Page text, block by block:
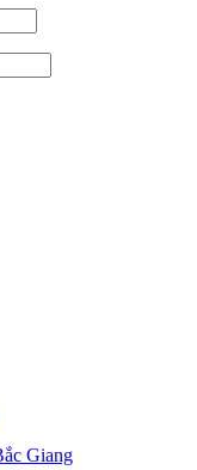
Giang